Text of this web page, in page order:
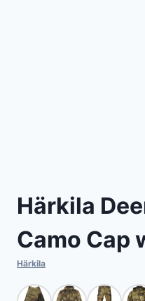
Härkila
Camo Cap
Härkila